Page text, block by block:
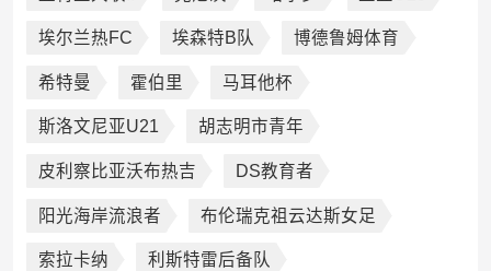
埃尔兰热FC 埃森特B队 博德鲁姆体育
希特曼 霍伯里 马耳他杯
斯洛文尼亚U21 胡志明市青年
皮利察比亚沃布热吉 DS教育者
阳光海岸流浪者 布伦瑞克祖云达斯女足
索拉卡纳 利斯特雷后备队